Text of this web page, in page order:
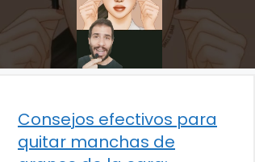
Consejos efectivos para
quitar manchas de